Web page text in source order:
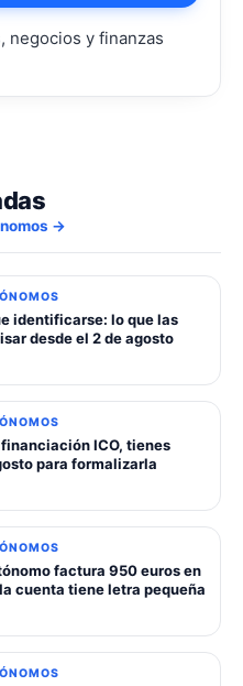
negocios y finanzas
→
identificarse: lo que las
desde el 2 de agosto
ICO, tienes
para formalizarla
factura 950 euros en
cuenta tiene letra pequeña